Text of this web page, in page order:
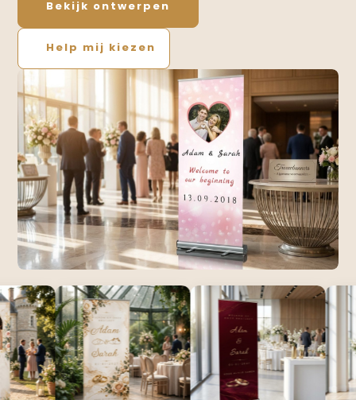
Bekijk ontwerpen
Help mij kiezen